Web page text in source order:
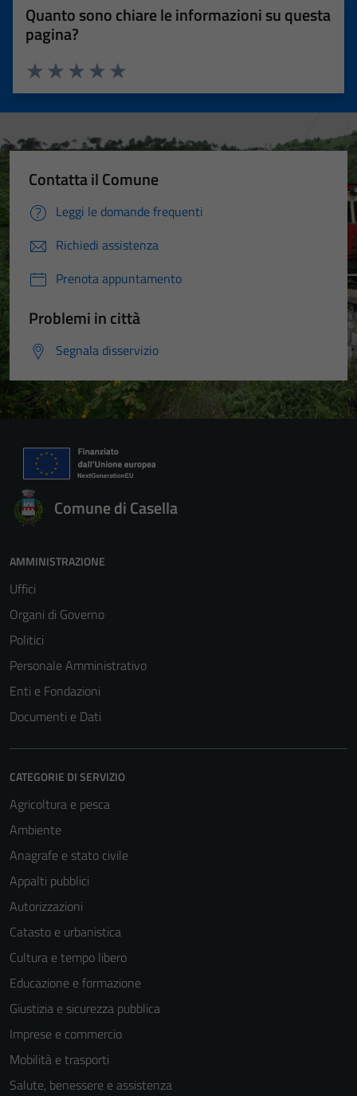
Quanto sono chiare le informazioni su questa
pagina?
Valuta 5 stelle su 5
Valuta 4 stelle su 5
Valuta 3 stelle su 5
Valuta 2 stelle su 5
Valuta 1 stelle su 5
Contatta il Comune
Leggi le domande frequenti
Richiedi assistenza
Prenota appuntamento
Problemi in città
Segnala disservizio
Comune di Casella
AMMINISTRAZIONE
Uffici
Organi di Governo
Politici
Personale Amministrativo
Enti e Fondazioni
Documenti e Dati
CATEGORIE DI SERVIZIO
Agricoltura e pesca
Ambiente
Anagrafe e stato civile
Appalti pubblici
Autorizzazioni
Catasto e urbanistica
Cultura e tempo libero
Educazione e formazione
Giustizia e sicurezza pubblica
Imprese e commercio
Mobilità e trasporti
Salute, benessere e assistenza